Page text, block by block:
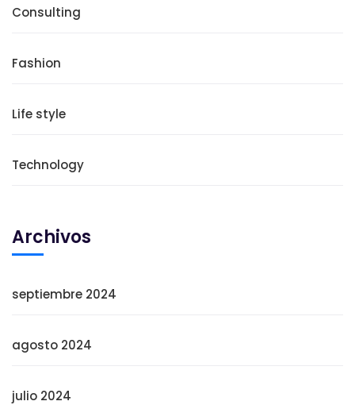
Consulting
Fashion
Life style
Technology
Archivos
septiembre 2024
agosto 2024
julio 2024